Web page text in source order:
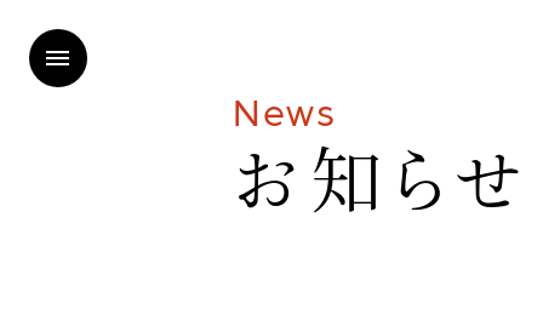
News
お 知 ら せ